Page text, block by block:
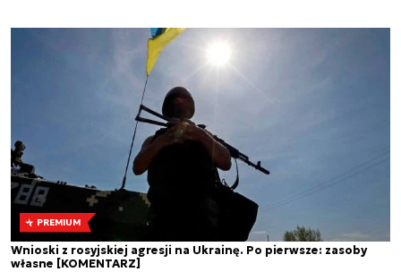
PREMIUM
Wnioski z rosyjskiej agresji na Ukrainę. Po pierwsze: zasoby
własne [KOMENTARZ]